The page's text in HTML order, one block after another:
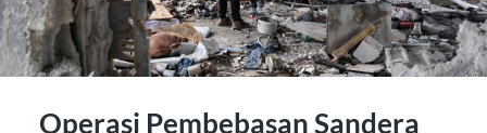
Operasi Pembebasan Sandera